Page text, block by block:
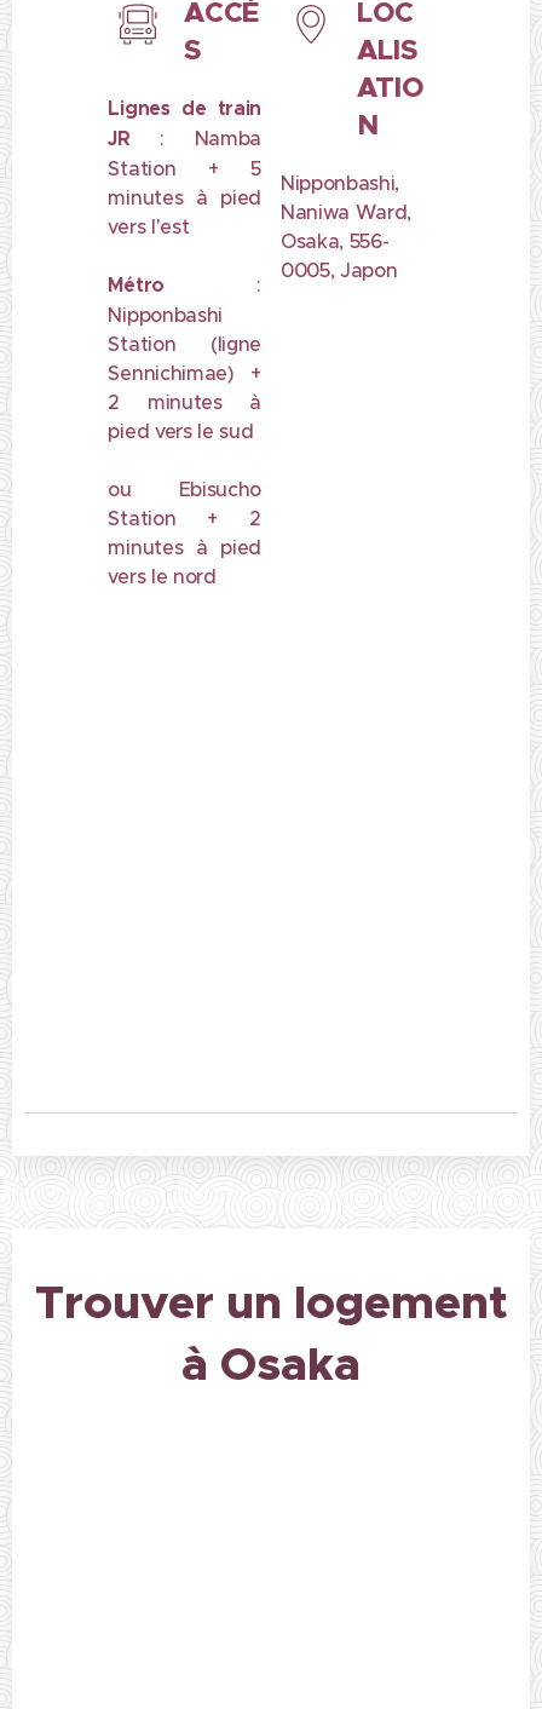
ACCÈ
S
Lignes de train
JR : Namba
Station + 5
minutes à pied
vers l'est
Métro :
Nipponbashi
Station (ligne
Sennichimae) +
2 minutes à
pied vers le sud
ou Ebisucho
Station + 2
minutes à pied
vers le nord
LOC
ALIS
ATIO
N
Nipponbashi,
Naniwa Ward,
Osaka, 556-
0005, Japon
Trouver un logement
à Osaka